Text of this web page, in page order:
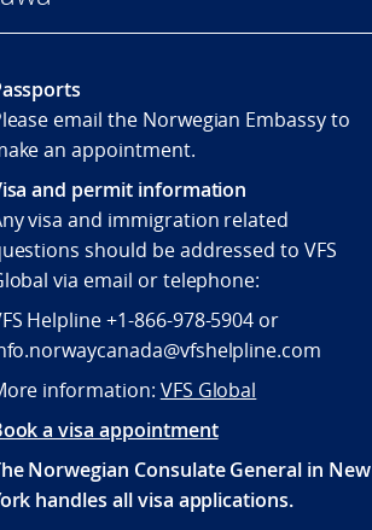
email the Norwegian Embassy to
an appointment.
and permit information
visa and immigration related
should be addressed to VFS
via email or telephone:
Helpline +1-866-978-5904 or
information: VFS Global
a visa appointment
Norwegian Consulate General in New
handles all visa applications.